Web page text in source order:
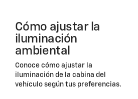
Cómo ajustar la
iluminación
ambiental
Conoce cómo ajustar la
iluminación de la cabina del
vehículo según tus preferencias.